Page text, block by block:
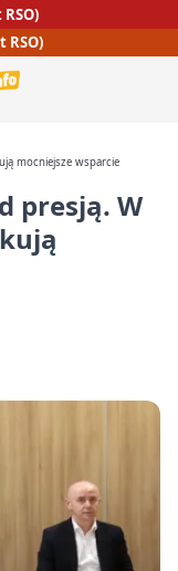
mocniejsze wsparcie
presją. W